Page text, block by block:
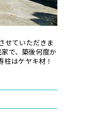
せていただきま
で、築後何度か
はケヤキ材！